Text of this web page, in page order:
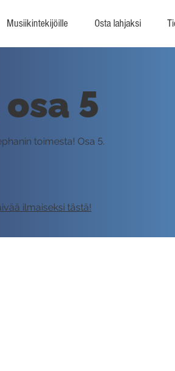
Musiikintekijöille Osta lahjaksi
5
toimesta! Osa 5.
ilmaiseksi tästä!